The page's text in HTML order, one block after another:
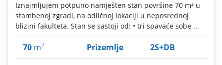
Iznajmljujem potpuno namješten stan površine 70 m² u
stambenoj zgradi, na odličnoj lokaciji u neposrednoj
blizini fakulteta. Stan se sastoji od: • tri spavaće sobe ...
70 m2 Prizemlje 2S+DB